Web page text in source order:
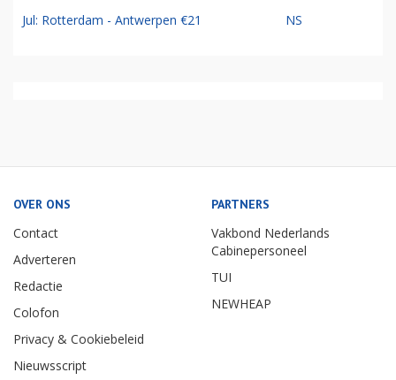
Jul: Rotterdam - Antwerpen €21 NS
OVER ONS
Contact
Adverteren
Redactie
Colofon
Privacy & Cookiebeleid
Nieuwsscript
PARTNERS
Vakbond Nederlands
Cabinepersoneel
TUI
NEWHEAP